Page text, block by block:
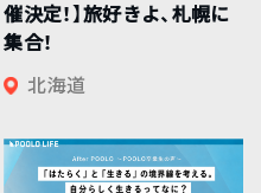
催決定！】旅好きよ、札幌に
集合！
北海道